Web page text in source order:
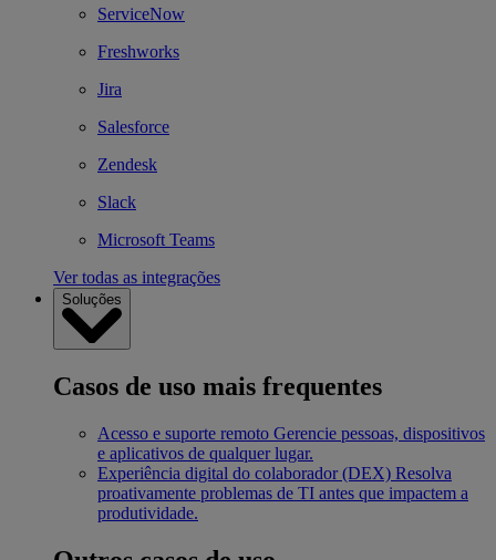
ServiceNow
Freshworks
Jira
Salesforce
Zendesk
Slack
Microsoft Teams
Ver todas as integrações
Soluções
Casos de uso mais frequentes
Acesso e suporte remoto Gerencie pessoas, dispositivos
e aplicativos de qualquer lugar.
Experiência digital do colaborador (DEX) Resolva
proativamente problemas de TI antes que impactem a
produtividade.